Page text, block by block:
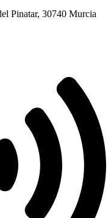
Pinatar, 30740 Murcia